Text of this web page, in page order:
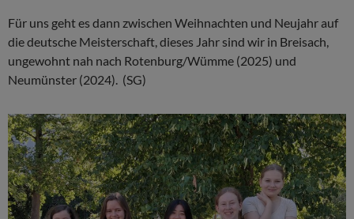
Für uns geht es dann zwischen Weihnachten und Neujahr auf
die deutsche Meisterschaft, dieses Jahr sind wir in Breisach,
ungewohnt nah nach Rotenburg/Wümme (2025) und
Neumünster (2024). (SG)